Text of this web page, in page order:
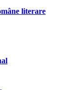
literare